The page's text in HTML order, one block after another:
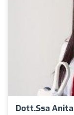
Dott.ssa